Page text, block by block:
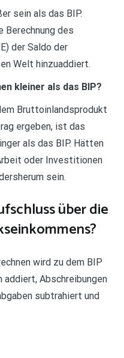
sein als das BIP.
Berechnung des
der Saldo der
Welt hinzuaddiert.
kleiner als das BIP?
Bruttoinlandsprodukt
ergeben, ist das
als das BIP. Hätten
oder Investitionen
sein.
über die
wird zu dem BIP
addiert, Abschreibungen
subtrahiert und